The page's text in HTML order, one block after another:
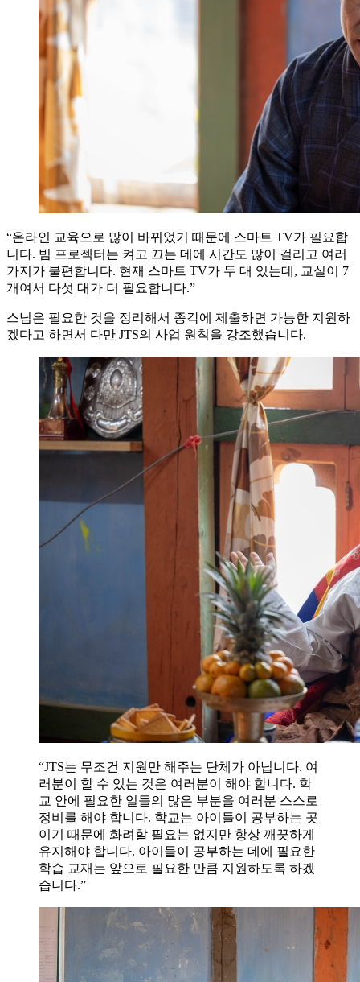
“온라인 교육으로 많이 바뀌었기 때문에 스마트 TV가 필요합
니다. 빔 프로젝터는 켜고 끄는 데에 시간도 많이 걸리고 여러
가지가 불편합니다. 현재 스마트 TV가 두 대 있는데, 교실이 7
개여서 다섯 대가 더 필요합니다.”
스님은 필요한 것을 정리해서 종각에 제출하면 가능한 지원하
겠다고 하면서 다만 JTS의 사업 원칙을 강조했습니다.
“JTS는 무조건 지원만 해주는 단체가 아닙니다. 여
러분이 할 수 있는 것은 여러분이 해야 합니다. 학
교 안에 필요한 일들의 많은 부분을 여러분 스스로
정비를 해야 합니다. 학교는 아이들이 공부하는 곳
이기 때문에 화려할 필요는 없지만 항상 깨끗하게
유지해야 합니다. 아이들이 공부하는 데에 필요한
학습 교재는 앞으로 필요한 만큼 지원하도록 하겠
습니다.”